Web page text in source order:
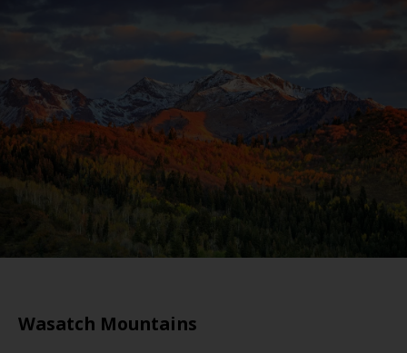
Wasatch Mountains